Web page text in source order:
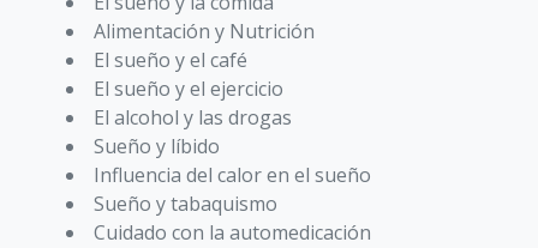
Alimentación y Nutrición
El sueño y el café
El sueño y el ejercicio
El alcohol y las drogas
Sueño y líbido
Influencia del calor en el sueño
Sueño y tabaquismo
Cuidado con la automedicación